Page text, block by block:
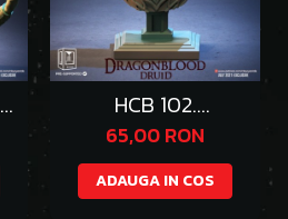
HCB 102.
DragonWolf Druid
65,00 RON
ADAUGA IN COS